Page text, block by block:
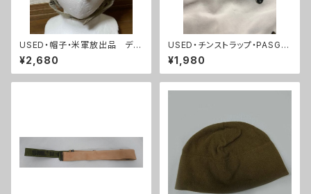
USED・帽子・米軍放出品 デッ
キクルー ヘルメットインナー(A
0156)
¥2,680
USED・チンストラップ・PASGT
フリッツ ヘルメット チンストラ
ップ(A0137)
¥1,980